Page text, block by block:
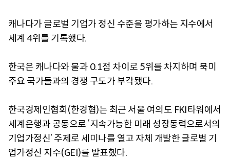
캐나다가 글로벌 기업가 정신 수준을 평가하는 지수에서
세계 4위를 기록했다.
한국은 캐나다와 불과 0.1점 차이로 5위를 차지하며 북미
주요 국가들과의 경쟁 구도가 부각됐다.
한국경제인협회(한경협)는 최근 서울 여의도 FKI타워에서
세계은행과 공동으로 ‘지속가능한 미래 성장동력으로서의
기업가정신’ 주제로 세미나를 열고 자체 개발한 글로벌 기
업가정신 지수(GEI)를 발표했다.